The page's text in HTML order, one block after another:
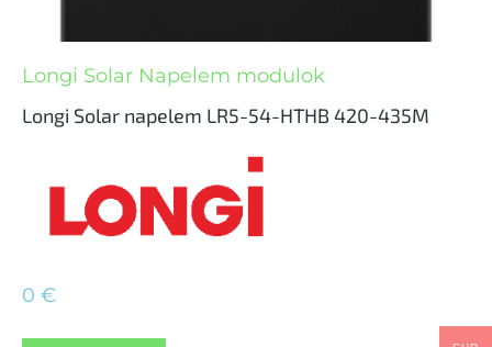
Longi Solar Napelem modulok
Longi Solar napelem LR5-54-HTHB 420-435M
0 €